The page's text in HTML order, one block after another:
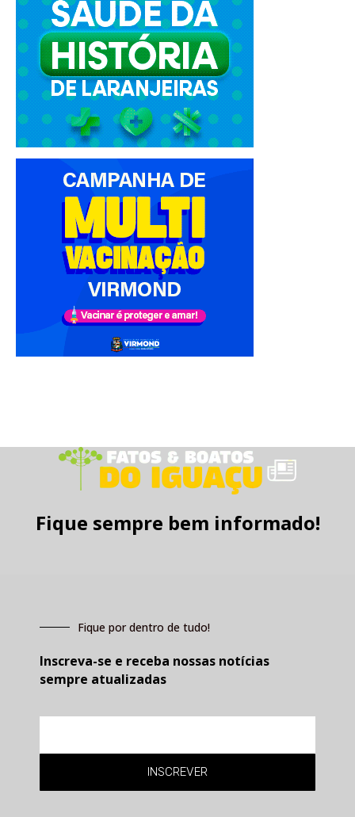
Fique sempre bem informado!
Fique por dentro de tudo!
Inscreva-se e receba nossas notícias
sempre atualizadas
INSCREVER